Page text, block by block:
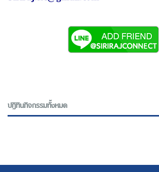
ปฎิทินกิจกรรมทั้งหมด